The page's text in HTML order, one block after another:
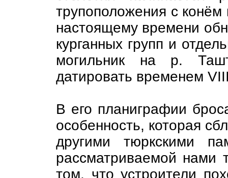
трупоположения с
настоящему времени
курганных групп и
могильник на р.
датировать временем
В его планиграфии
особенность, которая
другими тюркскими
рассматриваемой нами
том. что устроители